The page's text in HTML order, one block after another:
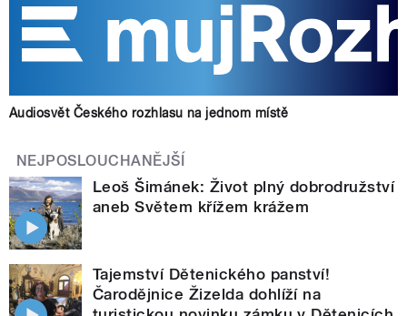
Audiosvět Českého rozhlasu na jednom místě
NEJPOSLOUCHANĚJŠÍ
Leoš Šimánek: Život plný dobrodružství
aneb Světem křížem krážem
Tajemství Dětenického panství!
Čarodějnice Žizelda dohlíží na